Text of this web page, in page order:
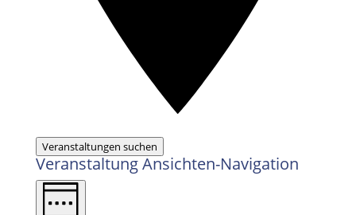
Veranstaltungen suchen
Veranstaltung Ansichten-Navigation